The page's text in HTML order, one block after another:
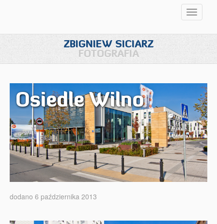
ZBIGNIEW SICIARZ
FOTOGRAFIA
Osiedle Wilno
dodano 6 października 2013